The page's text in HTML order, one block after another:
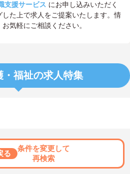
支援サービス にお申し込みいただく
た上で求人をご提案いたします。情
気軽にご相談ください。
・福祉の求人特集
る
条件を変更して
再検索